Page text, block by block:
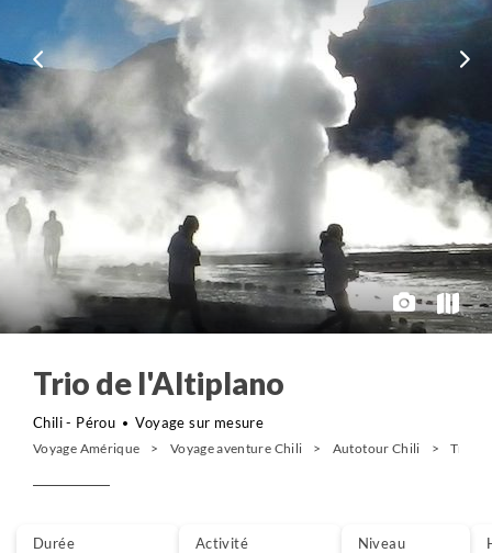
Trio de l'Altiplano
Chili - Pérou Voyage sur mesure
Voyage Amérique Voyage aventure Chili Autotour Chili Trio
Durée Activité Niveau